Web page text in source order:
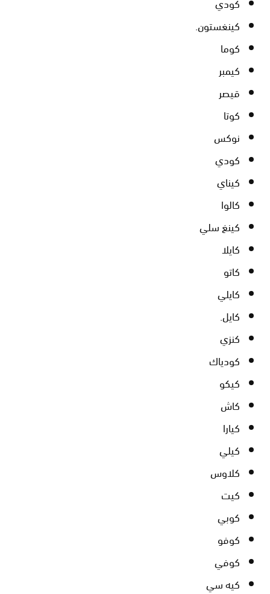
كينغستون.
كوما
كيمبر
قيصر
كوتا
نوكس
كودي
كيناي
كالوا
كينغ سلي
كايلا
كاتو
كايلي
كايل.
كنزي
كودياك
كيكو
كاش
كيارا
كيلي
كلاوس
كيت
كوبي
كوفو
كوفي
كيه سي